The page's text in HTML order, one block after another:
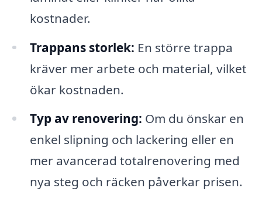
kostnader.
Trappans storlek: En större trappa
kräver mer arbete och material, vilket
ökar kostnaden.
Typ av renovering: Om du önskar en
enkel slipning och lackering eller en
mer avancerad totalrenovering med
nya steg och räcken påverkar prisen.